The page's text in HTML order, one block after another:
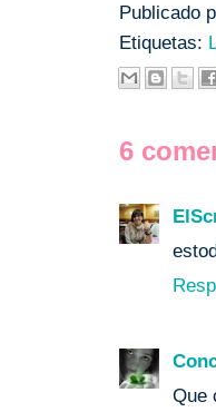
Publicado
Etiquetas:
6
Que